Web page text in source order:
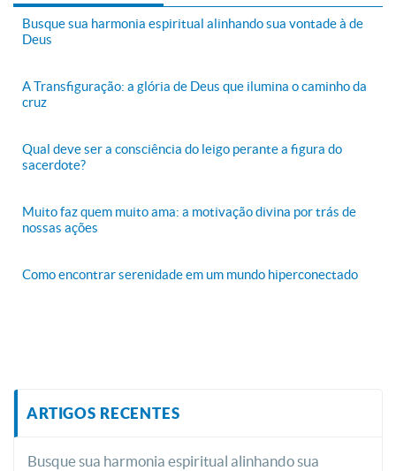
Busque sua harmonia espiritual alinhando sua vontade à de
Deus
A Transfiguração: a glória de Deus que ilumina o caminho da
cruz
Qual deve ser a consciência do leigo perante a figura do
sacerdote?
Muito faz quem muito ama: a motivação divina por trás de
nossas ações
Como encontrar serenidade em um mundo hiperconectado
ARTIGOS RECENTES
Busque sua harmonia espiritual alinhando sua